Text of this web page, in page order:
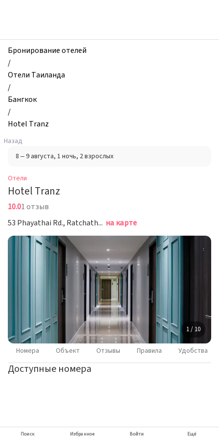
Hotel
Tranz,
Бангкок,
Таиланд
Бронирование отелей
/
Отели Таиланда
/
Бангкок
/
Hotel Tranz
Назад
8 – 9 августа, 1 ночь, 2 взрослых
Отели
Hotel Tranz
10.01 отзыв
53 Phayathai Rd., Ratchathewi, Бангкок на карте
1 / 10
Номера Объект Отзывы Правила Удобства
Доступные номера
Поиск Избранное Войти Ещё